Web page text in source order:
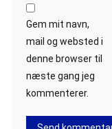
Gem mit navn,
mail og websted i
denne browser til
næste gang jeg
kommenterer.